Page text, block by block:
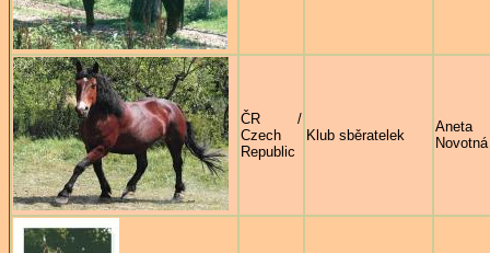
ČR /
Czech
Republic
Klub sběratelek
Aneta
Novotná